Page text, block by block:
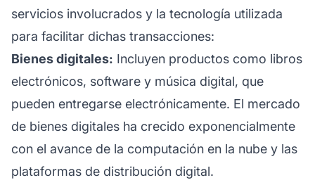
servicios involucrados y la tecnología utilizada
para facilitar dichas transacciones:
Bienes digitales: Incluyen productos como libros
electrónicos, software y música digital, que
pueden entregarse electrónicamente. El mercado
de bienes digitales ha crecido exponencialmente
con el avance de la computación en la nube y las
plataformas de distribución digital.